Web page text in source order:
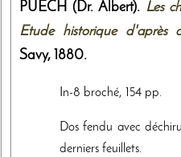
PUECH (Dr. Albert). Les
Etude historique d'après
Savy, 1880.
In-8 broché, 154 pp.
Dos fendu avec
derniers feuillets.